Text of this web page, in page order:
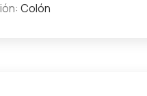
Colón